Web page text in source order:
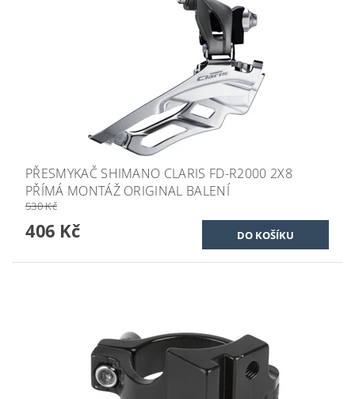
PŘESMYKAČ SHIMANO CLARIS FD-R2000 2X8
PŘÍMÁ MONTÁŽ ORIGINAL BALENÍ
530 Kč
406 Kč